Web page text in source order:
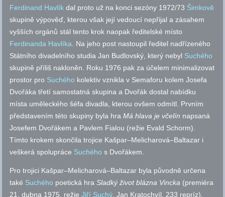
Ferdinand Havlík dal proto už na konci sezóny 1972/73 Šimkově
skupině výpověď, kterou však její vedoucí nepřijal a zásahem
vyšších orgánů stál tento krok naopak ředitelské místo
Ferdinanda Havlíka. Na jeho post nastoupil ředitel nadřízeného
Státního divadelního studia Jan Budlovský, který nebyl Suchého
skupině příliš nakloněn. Roku 1976 pak za účelem minimalizovat
prostor pro Suchého kolektiv vznikla v Semaforu kolem Josefa
Dvořáka třetí samostatná skupina a Dvořák dostal nabídku
místa uměleckého šéfa divadla, kterou ovšem odmítl. Prvním
představením této skupiny byla hraMá hlava je včelín napsaná
Josefem Dvořákem a Pavlem Fialou (režie Evald Schorm).
Tímto krokem skončila trojice Kašpar–Melicharová–Baltazar i
veškerá spolupráce Suchého s Dvořákem.
Pro trojici Kašpar–Melicharová–Baltazar byla původně určena
také Suchého poetická hraSladký život blázna Vincka (premiéra
21. dubna 1975, režieJiří Suchý, Jan Kratochvíl, 233 repríz).